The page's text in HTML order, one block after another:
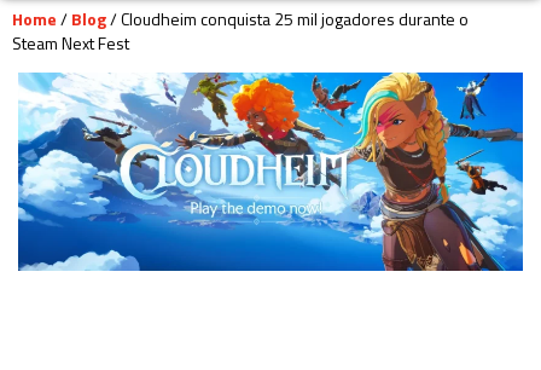
Home/Blog/ Cloudheim conquista 25 mil jogadores durante o
Steam Next Fest